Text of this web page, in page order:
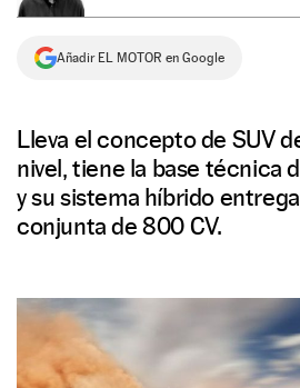
Añadir EL MOTOR en Google
Lleva el concepto de SUV
nivel, tiene la base técnica
y su sistema híbrido
conjunta de 800 CV.